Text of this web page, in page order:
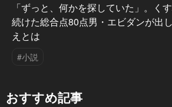
「ずっと、何かを探していた」。く
続けた総合点80点男・エビダンが出
えとは
#小説
おすすめ記事